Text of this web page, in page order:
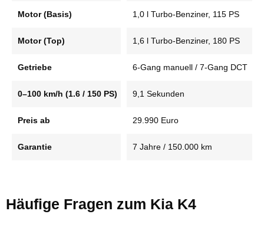
Motor (Basis) 1,0 l Turbo-Benziner, 115 PS
Motor (Top) 1,6 l Turbo-Benziner, 180 PS
Getriebe 6-Gang manuell / 7-Gang DCT
0–100 km/h (1.6 / 150 PS) 9,1 Sekunden
Preis ab 29.990 Euro
Garantie 7 Jahre / 150.000 km
Häufige Fragen zum Kia K4